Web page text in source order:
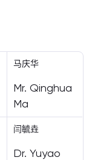
马庆华
Mr. Qinghua
Ma
闫毓垚
Dr. Yuyao